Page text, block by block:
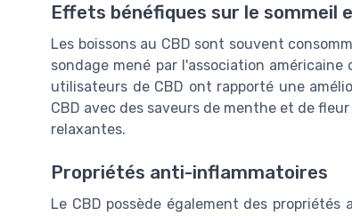
Effets bénéfiques sur le sommeil
Les boissons au CBD sont souvent
sondage mené par l'association
utilisateurs de CBD ont rapporté une
CBD avec des saveurs de menthe et de
relaxantes.
Propriétés anti-inflammatoires
Le CBD possède également des